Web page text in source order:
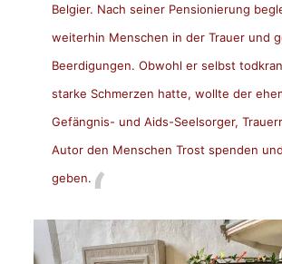
Belgier. Nach seiner Pensionierung
weiterhin Menschen in der Trauer und
Beerdigungen. Obwohl er selbst
star­ke Schmerzen hatte, wollte der
Gefängnis- und Aids­-Seelsorger,
Au­tor den Menschen Trost spenden
geben.